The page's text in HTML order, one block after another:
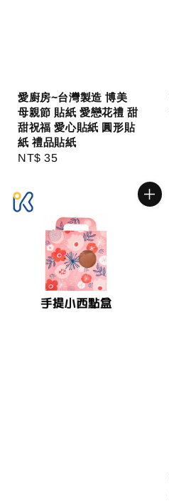
愛廚房~台灣製造 博美
母親節 貼紙 愛戀花禮 甜
甜祝福 愛心貼紙 圓形貼
紙 禮品貼紙
Regular
NT$ 35